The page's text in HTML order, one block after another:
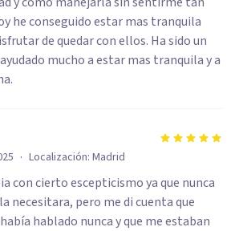
he conseguido estar mas tranquila
de quedar con ellos. Ha sido un
mucho a estar mas tranquila y a
· Localización: Madrid
con cierto escepticismo ya que nunca
necesitara, pero me di cuenta que
hablado nunca y que me estaban